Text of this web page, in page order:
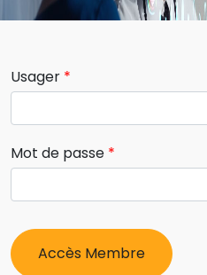
Usager
Mot de passe